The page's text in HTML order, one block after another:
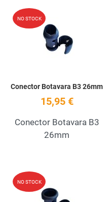
NO STOCK
Conector Botavara B3 26mm
15,95 €
Conector Botavara B3
26mm
NO STOCK